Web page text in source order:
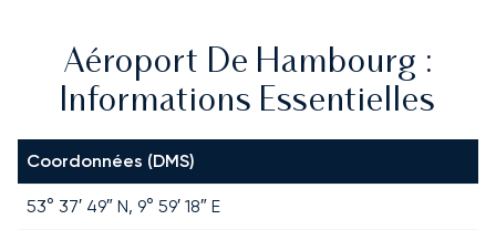
Aéroport De Hambourg :
Informations Essentielles
Coordonnées (DMS)
53° 37′ 49″ N, 9° 59′ 18″ E